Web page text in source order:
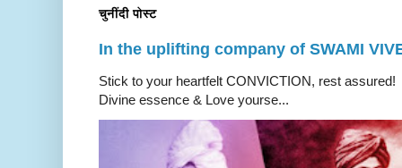
चुनींदी पोस्ट
In the uplifting company of SWAMI
Stick to your heartfelt CONVICTION, rest
Divine essence & Love yourse...